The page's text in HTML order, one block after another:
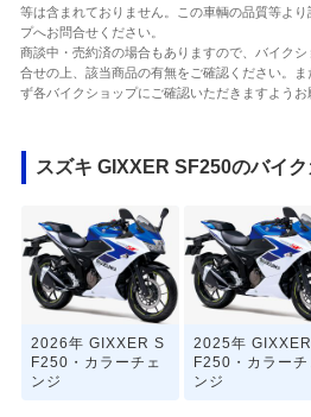
等は含まれておりません。この車輌の品質等よ
プへお問合せください。
商談中・売約済の場合もありますので、バイク
合せの上、該当商品の有無をご確認ください。
ず各バイクショップにご確認いただきますようお
スズキ GIXXER SF250のバイ
2026年 GIXXER S
F250・カラーチェ
ンジ
2025年
F250・カラーチ
ンジ